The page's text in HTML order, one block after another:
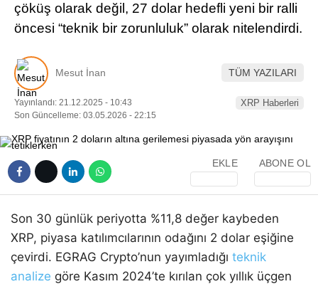
çöküş olarak değil, 27 dolar hedefli yeni bir ralli
öncesi “teknik bir zorunluluk” olarak nitelendirdi.
Mesut İnan TÜM YAZILARI
Yayınlandı: 21.12.2025 - 10:43
Son Güncelleme: 03.05.2026 - 22:15
XRP Haberleri
EKLE ABONE OL
Son 30 günlük periyotta %11,8 değer kaybeden
XRP, piyasa katılımcılarının odağını 2 dolar eşiğine
çevirdi. EGRAG Crypto’nun yayımladığı teknik
analize göre Kasım 2024’te kırılan çok yıllık üçgen